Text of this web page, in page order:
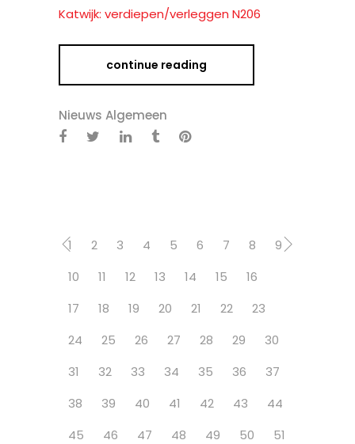
Katwijk: verdiepen/verleggen N206
continue reading
Nieuws Algemeen
1 2 3 4 5 6 7 8
9
10
11 12 13 14 15
16
17
18 19 20 21 22
23
24
25 26 27 28 29
30
31
32 33 34 35 36
37
38
39 40 41 42 43
44
45
46 47 48 49 50
51